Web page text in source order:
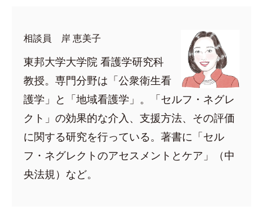
相談員 岸 恵美子
東邦大学大学院 看護学研究科
教授。専門分野は「公衆衛生看
護学」と「地域看護学」。「セルフ・ネグレ
クト」の効果的な介入、支援方法、その評価
に関する研究を行っている。著書に「セル
フ・ネグレクトのアセスメントとケア」（中
央法規）など。